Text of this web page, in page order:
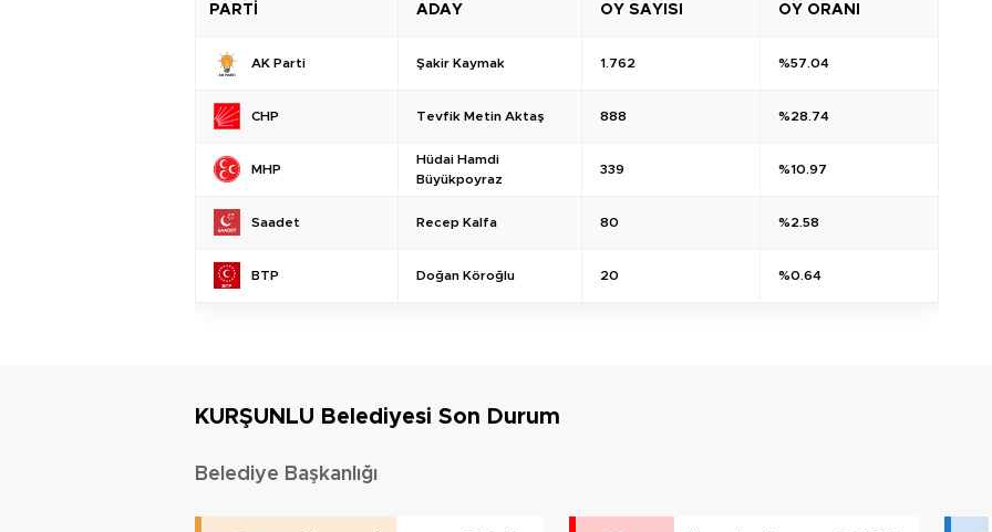
PARTİ ADAY OY SAYISI OY ORANI
AK Parti Şakir Kaymak 1.762 %57.04
CHP Tevfik Metin Aktaş 888 %28.74
MHP
Hüdai Hamdi
Büyükpoyraz
339 %10.97
Saadet Recep Kalfa 80 %2.58
BTP Doğan Köroğlu 20 %0.64
KURŞUNLU Belediyesi Son Durum
Belediye Başkanlığı